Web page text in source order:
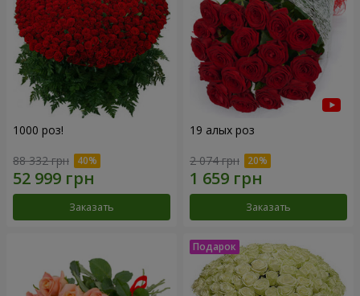
1000 роз!
88 332 грн
Заказать
19 алых роз
2 074 грн
Заказать